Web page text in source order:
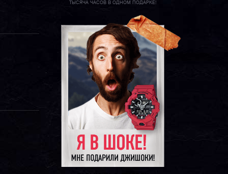
ТЫСЯЧА ЧАСОВ В ОДНОМ ПОДАРКЕ!